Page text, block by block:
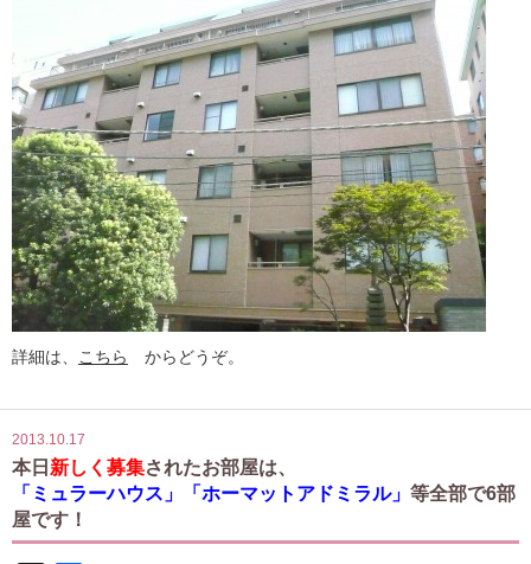
詳細は、 こちら からどうぞ。
2013.10.17
本日 新しく募集されたお部屋は、
「ミュラーハウス」「ホーマットアドミラル」 等全部で6部
屋です！